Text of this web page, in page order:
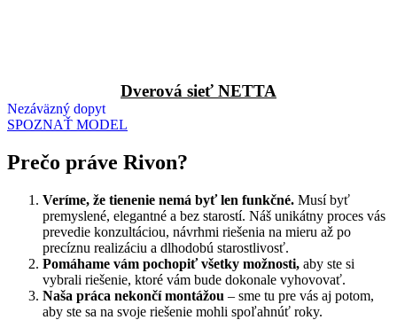
Dverová sieť NETTA
Nezáväzný dopyt
SPOZNAŤ MODEL
Prečo práve Rivon?
Veríme, že tienenie nemá byť len funkčné. Musí byť
premyslené, elegantné a bez starostí. Náš unikátny proces vás
prevedie konzultáciou, návrhmi riešenia na mieru až po
precíznu realizáciu a dlhodobú starostlivosť.
Pomáhame vám pochopiť všetky možnosti, aby ste si
vybrali riešenie, ktoré vám bude dokonale vyhovovať.
Naša práca nekončí montážou – sme tu pre vás aj potom,
aby ste sa na svoje riešenie mohli spoľahnúť roky.